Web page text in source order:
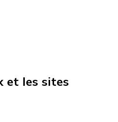
et les sites